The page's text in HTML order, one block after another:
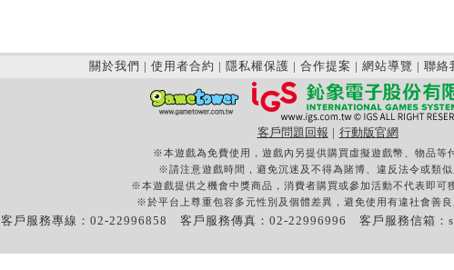
關於我們 | 使用者合約 | 隱私權保護 | 合作提案 | 網站導覽 | 聯絡
客戶問題回報 | 行動版官網
※本遊戲為免費使用，遊戲內另提供購買虛擬遊戲幣、物品等
※請注意遊戲時間，避免沉迷及不得為賭博、違反法令或類似
※本遊戲提供之機會中獎商品，消費者購買或參加活動不代表即可
※於平台上尊重包容多元性別及個體差異，避免使用有違社會善良
客戶服務專線：02-22996858 客戶服務傳真：02-22996996 客戶服務信箱：